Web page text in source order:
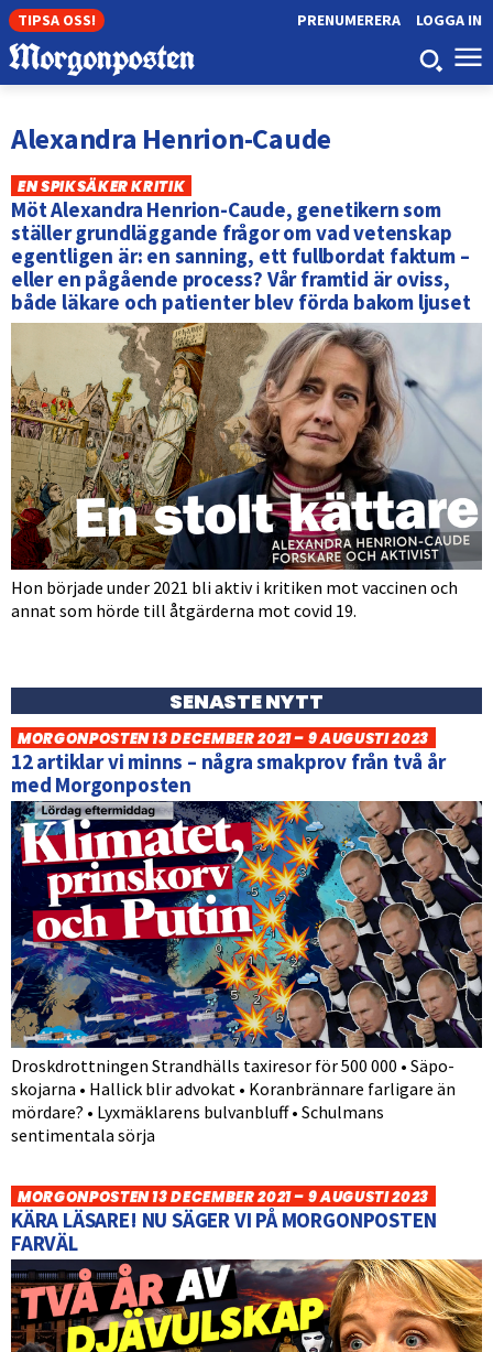
TIPSA OSS! LOGGA IN
PRENUMERERA
Alexandra Henrion-Caude
EN SPIKSÄKER KRITIK
Möt Alexandra Henrion-Caude, genetikern som
ställer grundläggande frågor om vad vetenskap
egentligen är: en sanning, ett fullbordat faktum –
eller en pågående process? Vår framtid är oviss,
både läkare och patienter blev förda bakom ljuset
Hon började under 2021 bli aktiv i kritiken mot vaccinen och
annat som hörde till åtgärderna mot covid 19.
SENASTE NYTT
MORGONPOSTEN 13 DECEMBER 2021 – 9 AUGUSTI 2023
12 artiklar vi minns – några smakprov från två år
med Morgonposten
Droskdrottningen Strandhälls taxiresor för 500 000 • Säpo-
skojarna • Hallick blir advokat • Koranbrännare farligare än
mördare? • Lyxmäklarens bulvanbluff • Schulmans
sentimentala sörja
MORGONPOSTEN 13 DECEMBER 2021 – 9 AUGUSTI 2023
KÄRA LÄSARE! NU SÄGER VI PÅ MORGONPOSTEN
FARVÄL